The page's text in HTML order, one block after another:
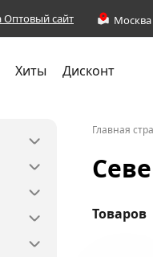
Оптовый сайт
Хиты Дисконт
Главная
Товаров